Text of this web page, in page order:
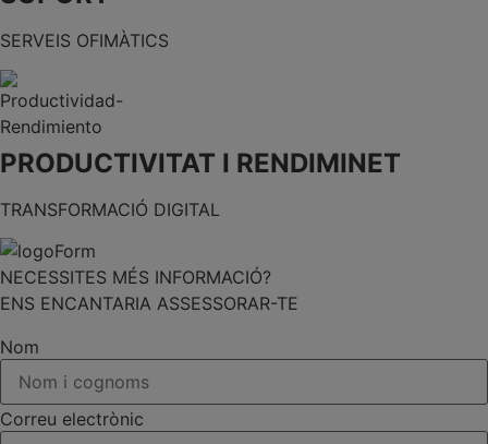
SERVEIS OFIMÀTICS
PRODUCTIVITAT I RENDIMINET
TRANSFORMACIÓ DIGITAL
NECESSITES MÉS INFORMACIÓ?
ENS ENCANTARIA ASSESSORAR-TE
Nom
Correu electrònic